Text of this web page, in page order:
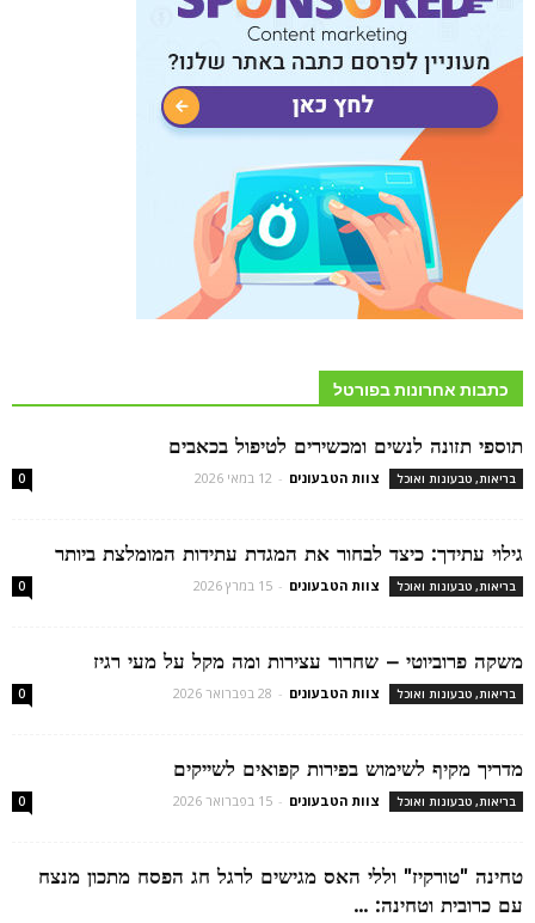
כתבות אחרונות בפורטל
תוספי תזונה לנשים ומכשירים לטיפול בכאבים
בריאות, טבעונות ואוכל צוות הטבעונים - 12 במאי 2026 0
גילוי עתידך: כיצד לבחור את המגדת עתידות המומלצת ביותר
בריאות, טבעונות ואוכל צוות הטבעונים - 15 במרץ 2026 0
משקה פרוביוטי – שחרור עצירות ומה מקל על מעי רגיז
בריאות, טבעונות ואוכל צוות הטבעונים - 28 בפברואר 2026 0
מדריך מקיף לשימוש בפירות קפואים לשייקים
בריאות, טבעונות ואוכל צוות הטבעונים - 15 בפברואר 2026 0
טחינה "טורקיז" וללי האס מגישים לרגל חג הפסח מתכון מנצח
עם כרובית וטחינה: ...